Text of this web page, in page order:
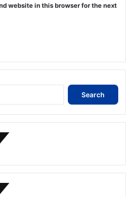
website in this browser for the next
Search